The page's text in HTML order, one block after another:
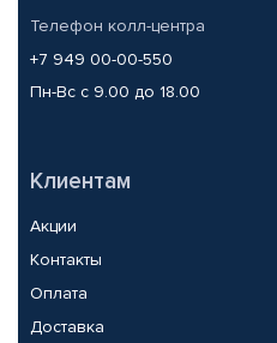
Телефон колл-центра
+7 949 00-00-550
Пн-Вс с 9.00 до 18.00
Клиентам
Акции
Контакты
Оплата
Доставка